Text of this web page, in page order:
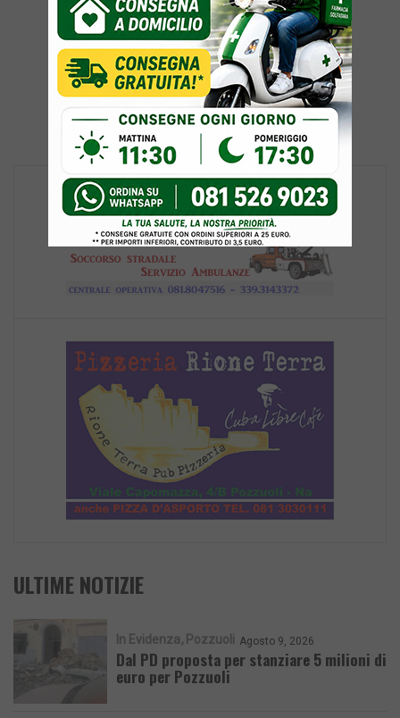
ULTIME NOTIZIE
In Evidenza Pozzuoli Agosto 9, 2026
Dal PD proposta per stanziare 5 milioni di
euro per Pozzuoli